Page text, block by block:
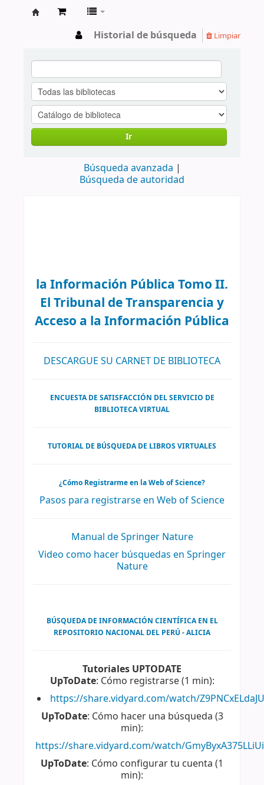
Universidad
de
San
Agustín
Historial de búsqueda Limpiar
Ir
Búsqueda avanzada
Búsqueda de autoridad
la Información Pública Tomo II.
El Tribunal de Transparencia y
Acceso a la Información Pública
DESCARGUE SU CARNET DE BIBLIOTECA
ENCUESTA DE SATISFACCIÓN DEL SERVICIO DE
BIBLIOTECA VIRTUAL
TUTORIAL DE BÚSQUEDA DE LIBROS VIRTUALES
¿Cómo Registrarme en la Web of Science?
Pasos para registrarse en Web of Science
Manual de Springer Nature
Video como hacer búsquedas en Springer
Nature
BÚSQUEDA DE INFORMACIÓN CIENTÍFICA EN EL
REPOSITORIO NACIONAL DEL PERÚ - ALICIA
Tutoriales UPTODATE
UpToDate: Cómo registrarse (1 min):
https://share.vidyard.com/watch/
UpToDate: Cómo hacer una búsqueda (3
min):
https://share.vidyard.com/watch/
UpToDate: Cómo configurar tu cuenta (1
min):